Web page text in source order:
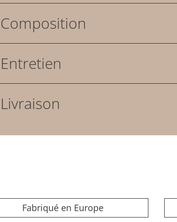
Composition
Entretien
Livraison
Fabriqué en Europe